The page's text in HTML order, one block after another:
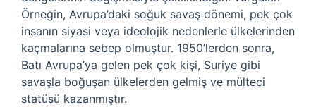
Örneğin, Avrupa’daki soğuk savaş dönemi, pek çok
insanın siyasi veya ideolojik nedenlerle ülkelerinden
kaçmalarına sebep olmuştur. 1950’lerden sonra,
Batı Avrupa’ya gelen pek çok kişi, Suriye gibi
savaşla boğuşan ülkelerden gelmiş ve mülteci
statüsü kazanmıştır.